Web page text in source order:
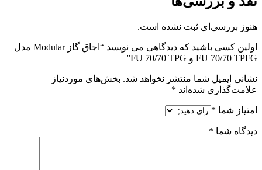
هنوز بررسی‌ای ثبت نشده است.
اولین کسی باشید که دیدگاهی می نویسد “اجاق گاز Modular مدل
FU 70/70 TPFG و FU 70/70 TPG”
نشانی ایمیل شما منتشر نخواهد شد. بخش‌های موردنیاز
علامت‌گذاری شده‌اند *
امتیاز شما *
دیدگاه شما *